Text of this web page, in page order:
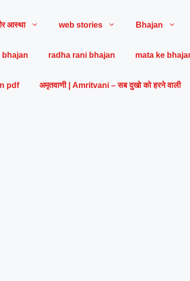
आस्था web stories Bhajan
bhajan radha rani bhajan mata ke
pdf अमृतवाणी | Amritvani – सब दुखो को हरने वाली